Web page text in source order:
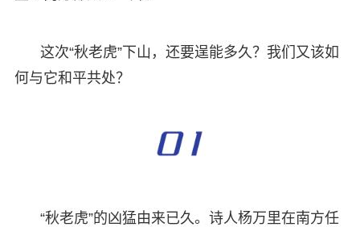
这次“秋老虎”下山，还要逞能多久？我们又该如
何与它和平共处？
“秋老虎”的凶猛由来已久。诗人杨万里在南方任